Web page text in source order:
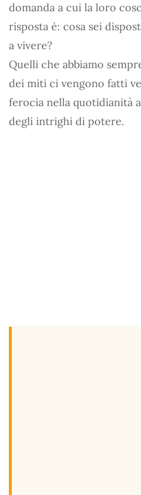
domanda a cui la loro
risposta è: cosa sei
a vivere?
Quelli che abbiamo
dei miti ci vengono fatti
ferocia nella quotidianità
degli intrighi di potere.